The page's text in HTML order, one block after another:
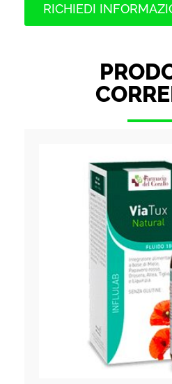
RICHIEDI